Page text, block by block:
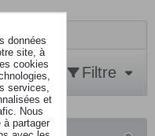
Filtre
données
site, à
cookies
services,
et
Nous
à partager